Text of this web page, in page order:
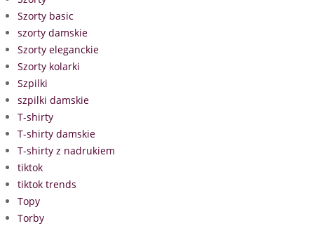
Szorty basic
szorty damskie
Szorty eleganckie
Szorty kolarki
Szpilki
szpilki damskie
T-shirty
T-shirty damskie
T-shirty z nadrukiem
tiktok
tiktok trends
Topy
Torby